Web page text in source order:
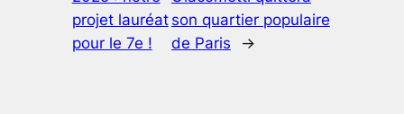
projet lauréat
pour le 7e !
son quartier populaire
de Paris
→